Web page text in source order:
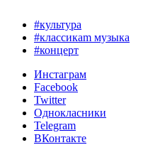
#культура
#классикаm музыка
#концерт
Инстаграм
Facebook
Twitter
Однокласники
Telegram
ВКонтакте